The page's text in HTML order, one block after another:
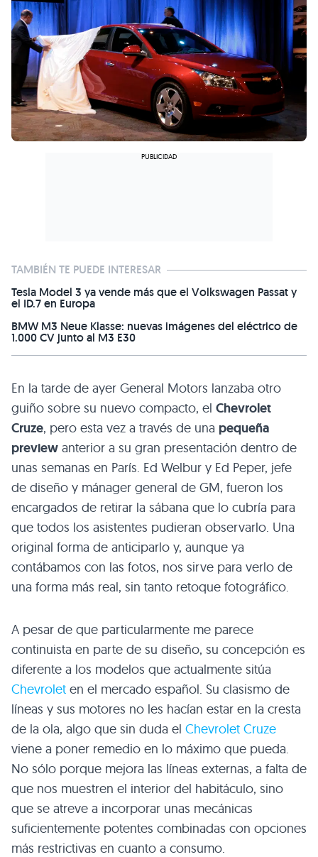
TAMBIÉN TE PUEDE INTERESAR
Tesla Model 3 ya vende más que el Volkswagen Passat y
el ID.7 en Europa
BMW M3 Neue Klasse: nuevas imágenes del eléctrico de
1.000 CV junto al M3 E30
En la tarde de ayer General Motors lanzaba otro
guiño sobre su nuevo compacto, el Chevrolet
Cruze, pero esta vez a través de una pequeña
preview anterior a su gran presentación dentro de
unas semanas en París. Ed Welbur y Ed Peper, jefe
de diseño y mánager general de GM, fueron los
encargados de retirar la sábana que lo cubría para
que todos los asistentes pudieran observarlo. Una
original forma de anticiparlo y, aunque ya
contábamos con las fotos, nos sirve para verlo de
una forma más real, sin tanto retoque fotográfico.
A pesar de que particularmente me parece
continuista en parte de su diseño, su concepción es
diferente a los modelos que actualmente sitúa
Chevrolet en el mercado español. Su clasismo de
líneas y sus motores no les hacían estar en la cresta
de la ola, algo que sin duda el Chevrolet Cruze
viene a poner remedio en lo máximo que pueda.
No sólo porque mejora las líneas externas, a falta de
que nos muestren el interior del habitáculo, sino
que se atreve a incorporar unas mecánicas
suficientemente potentes combinadas con opciones
más restrictivas en cuanto a consumo.